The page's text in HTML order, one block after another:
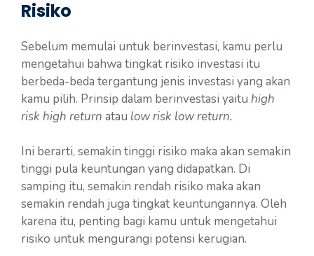
Risiko
Sebelum memulai untuk berinvestasi, kamu perlu
mengetahui bahwa tingkat risiko investasi itu
berbeda-beda tergantung jenis investasi yang akan
kamu pilih. Prinsip dalam berinvestasi yaitu high
risk high return atau low risk low return.
Ini berarti, semakin tinggi risiko maka akan semakin
tinggi pula keuntungan yang didapatkan. Di
samping itu, semakin rendah risiko maka akan
semakin rendah juga tingkat keuntungannya. Oleh
karena itu, penting bagi kamu untuk mengetahui
risiko untuk mengurangi potensi kerugian.